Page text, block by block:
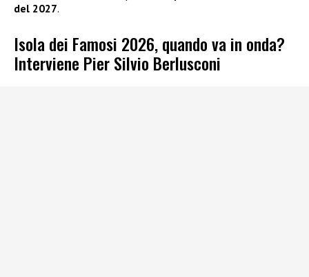
del 2027.
Isola dei Famosi 2026, quando va in onda?
Interviene Pier Silvio Berlusconi